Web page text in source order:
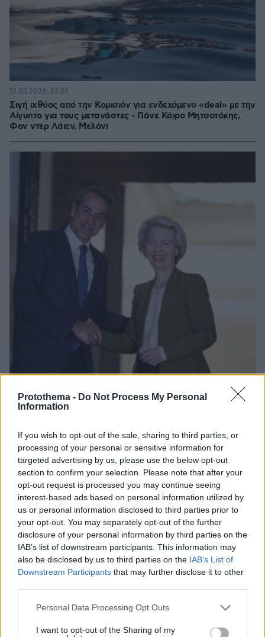
Protothema - Do Not Process My Personal
Information
If you wish to opt-out of the sale, sharing to third parties, or
processing of your personal or sensitive information for
targeted advertising by us, please use the below opt-out
section to confirm your selection. Please note that after your
opt-out request is processed you may continue seeing
interest-based ads based on personal information utilized by
us or personal information disclosed to third parties prior to
your opt-out. You may separately opt-out of the further
disclosure of your personal information by third parties on the
IAB’s list of downstream participants. This information may
also be disclosed by us to third parties on the IAB’s List of
Downstream Participants that may further disclose it to other
Please note that this website/app uses one or more Google
not limited to your visit or usage behaviour. You may click to
Personal Data Processing Opt Outs
I want to opt-out of the Sharing of my
Σιγή ιχθύος από την Κομισιόν για ενδεχόμενο «deal» με την
Αίγυπτο για τους μετανάστες - Πάνε Κάιρο Μητσοτάκης,
Φον ντερ Λάιεν, Μελόνι
13.03.2024, 22:01
Μελόνι για την βοήθεια 7,4 δισ. ευρώ στην Αίγυπτο, λένε οι
Financial Times
13.03.2024, 09:48
ΡΟΗ ΕΙΔΗΣΕΩΝ
Ειδήσεις Δημοφιλή Σχολιασμένα
Η απόλυτη υποκρισία του Ελληνικού κράτους
πριν 4 λεπτά
ΓΙΑΝΝΗΣ ΣΕΡΕΤΗΣ
πίεση και εναλλακτικές
πριν 4 λεπτά
πριν 5 λεπτά